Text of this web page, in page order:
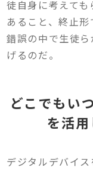
徒自身に考えて
あること、終止
錯誤の中で生徒
げるのだ。
どこでもい
を活
デジタルデバイ